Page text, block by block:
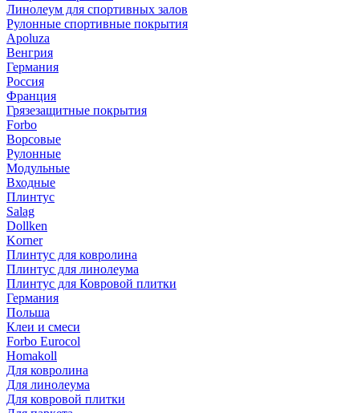
Линолеум для спортивных залов
Рулонные спортивные покрытия
Apoluza
Венгрия
Германия
Россия
Франция
Грязезащитные покрытия
Forbo
Ворсовые
Рулонные
Модульные
Входные
Плинтус
Salag
Dollken
Korner
Плинтус для ковролина
Плинтус для линолеума
Плинтус для Ковровой плитки
Германия
Польша
Клеи и смеси
Forbo Eurocol
Homakoll
Для ковролина
Для линолеума
Для ковровой плитки